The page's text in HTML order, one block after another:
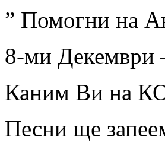
” Помогни на
8-ми Декември
Каним Ви на
Песни ще